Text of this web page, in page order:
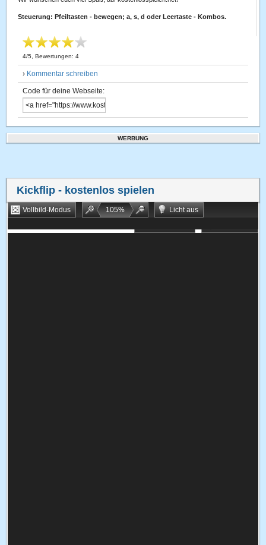
Steuerung: Pfeiltasten - bewegen; a, s, d oder Leertaste - Kombos.
4/5 , Bewertungen:4
› Kommentar schreiben
Code für deine Webseite:
WERBUNG
Kickflip - kostenlos spielen
Vollbild-Modus 105%
Licht aus